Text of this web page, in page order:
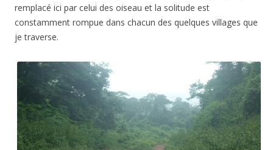
remplacé ici par celui des oiseau et la solitude est
constamment rompue dans chacun des quelques villages que
je traverse.